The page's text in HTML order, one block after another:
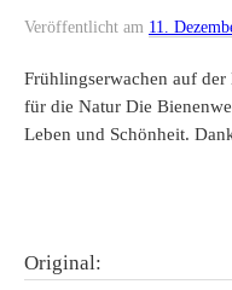
Veröffentlicht am 11.
Frühlingserwachen auf
für die Natur Die
Leben und Schönheit.
Original: